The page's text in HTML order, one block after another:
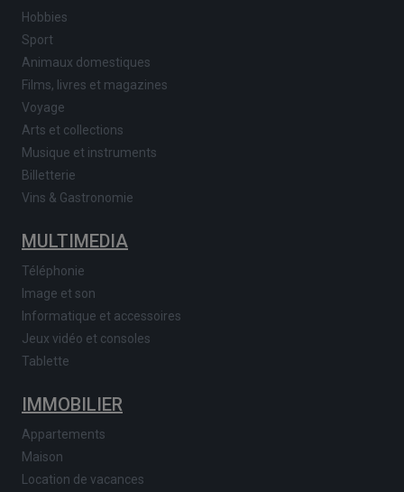
Hobbies
Sport
Animaux domestiques
Films, livres et magazines
Voyage
Arts et collections
Musique et instruments
Billetterie
Vins & Gastronomie
MULTIMEDIA
Téléphonie
Image et son
Informatique et accessoires
Jeux vidéo et consoles
Tablette
IMMOBILIER
Appartements
Maison
Location de vacances